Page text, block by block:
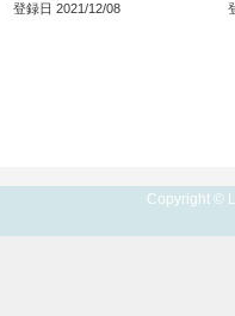
登録日 2021/12/08
Copyright ©